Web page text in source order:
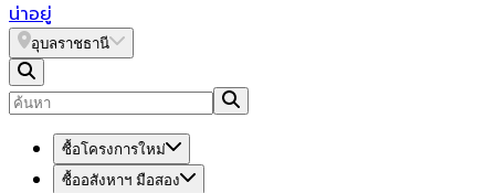
น่าอยู่
อุบลราชธานี
ซื้อโครงการใหม่
ซื้ออสังหาฯ มือสอง